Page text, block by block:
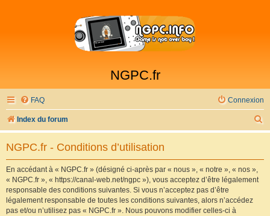
NGPC.fr
FAQ Connexion
Index du forum
e
NGPC.fr - Conditions d’utilisation
En accédant à « NGPC.fr » (désigné ci-après par « nous », « notre », « nos »,
« NGPC.fr », « https://canal-web.net/ngpc »), vous acceptez d’être légalement
responsable des conditions suivantes. Si vous n’acceptez pas d’être
légalement responsable de toutes les conditions suivantes, alors n’accédez
pas et/ou n’utilisez pas « NGPC.fr ». Nous pouvons modifier celles-ci à